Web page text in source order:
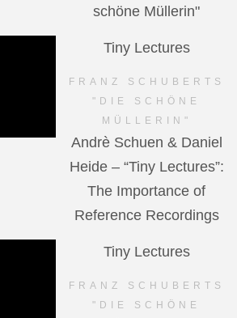
schöne Müllerin"
Tiny Lectures
FRANZ SCHUBERTS
"DIE SCHÖNE
MÜLLERIN"
Andrè Schuen & Daniel
Heide – “Tiny Lectures”:
The Importance of
Reference Recordings
Tiny Lectures
FRANZ SCHUBERTS
"DIE SCHÖNE